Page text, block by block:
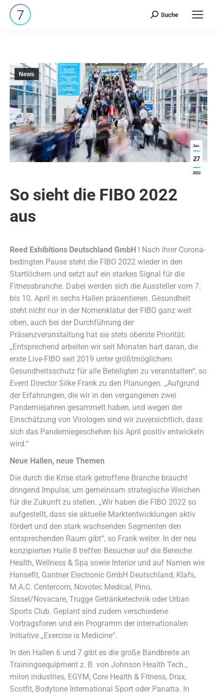
Search:
Suche
Jan.
27
2022
News
So sieht die FIBO 2022
aus
Reed Exhibitions Deutschland GmbH ǀ Nach ihrer Corona-
bedingten Pause steht die FIBO 2022 wieder in den
Startlöchern und setzt auf ein starkes Signal für die
Fitnessbranche. Dabei werden sich die Aussteller vom 7.
bis 10. April in sechs Hallen präsentieren. Gesundheit
steht nicht nur in der Nomenklatur der FIBO ganz weit
oben, auch bei der Durchführung der
Präsenzveranstaltung hat sie stets oberste Priorität:
„Entsprechend arbeiten wir seit Monaten hart daran, die
erste Live-FIBO seit 2019 unter größtmöglichem
Gesundheitsschutz für alle Beteiligten zu veranstalten“, so
Event Director Silke Frank zu den Planungen. „Aufgrund
der Erfahrungen, die wir in den vergangenen zwei
Pandemiejahren gesammelt haben, und wegen der
Einschätzung von Virologen sind wir zuversichtlich, dass
sich das Pandemiegeschehen bis April positiv entwickeln
wird.“
Neue Hallen, neue Themen
Die durch die Krise stark getroffene Branche braucht
dringend Impulse, um gemeinsam strategische Weichen
für die Zukunft zu stellen. „Wir haben die FIBO 2022 so
aufgestellt, dass sie aktuelle Marktentwicklungen aktiv
fördert und den stark wachsenden Segmenten den
entsprechenden Raum gibt“, so Frank weiter. In der neu
konzipierten Halle 8 treffen Besucher auf die Bereiche
Health, Wellness & Spa sowie Interior und auf Namen wie
Hansefit, Gantner Electronic GmbH Deutschland, Klafs,
M.A.C. Centercom, Novotec Medical, Pino,
Sissel/Novacare, Trugge Getränketechnik oder Urban
Sports Club. Geplant sind zudem verschiedene
Vortragsforen und ein Programm der internationalen
Initiative „Exercise is Medicine“.
In den Hallen 6 und 7 gibt es die große Bandbreite an
Trainingsequipment z. B. von Johnson Health Tech.,
milon industries, EGYM, Core Health & Fitness, Drax,
Scotfit, Bodytone International Sport oder Panatta. In